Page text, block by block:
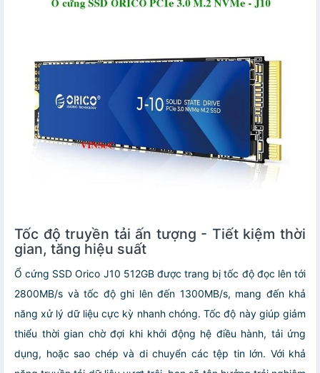
Tốc độ truyền tải ấn tượng - Tiết kiệm thời
gian, tăng hiệu suất
Ổ cứng SSD Orico J10 512GB được trang bị tốc độ đọc lên tới
2800MB/s và tốc độ ghi lên đến 1300MB/s, mang đến khả
năng xử lý dữ liệu cực kỳ nhanh chóng. Tốc độ này giúp giảm
thiểu thời gian chờ đợi khi khởi động hệ điều hành, tải ứng
dụng, hoặc sao chép và di chuyển các tệp tin lớn. Với khả